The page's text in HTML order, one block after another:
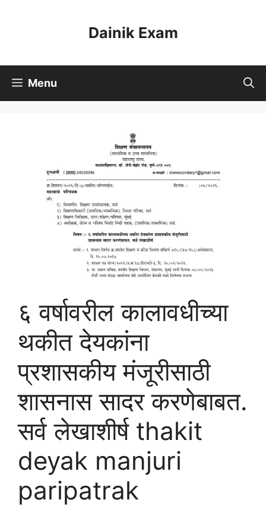
Dainik Exam
Menu
६ वर्षावरील कालावधीच्या
थकीत देयकांना
प्रशासकीय मंजूरीसाठी
शासनास सादर करणेबाबत.
सर्व लेखाशीर्ष thakit
deyak manjuri
paripatrak